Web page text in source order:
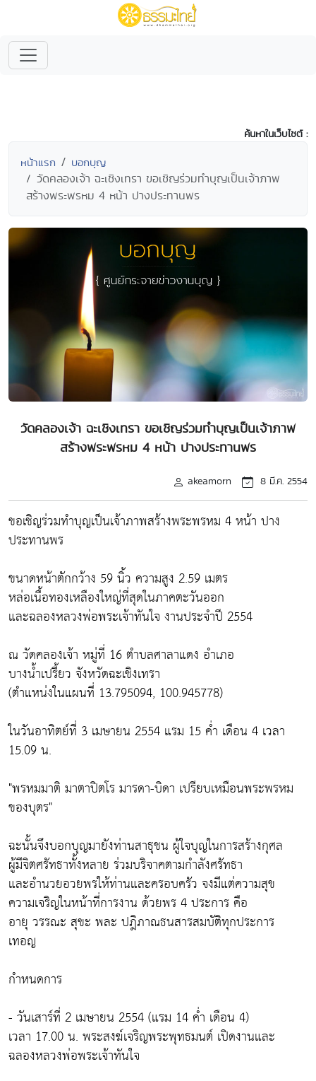
ค้นหาในเว็บไซต์ :
หน้าแรก บอกบุญ
วัดคลองเจ้า ฉะเชิงเทรา ขอเชิญร่วมทำบุญเป็นเจ้าภาพ
สร้างพระพรหม 4 หน้า ปางประทานพร
วัดคลองเจ้า ฉะเชิงเทรา ขอเชิญร่วมทำบุญเป็นเจ้าภาพ
สร้างพระพรหม 4 หน้า ปางประทานพร
akeamorn 8 มี.ค. 2554
ขอเชิญร่วมทำบุญเป็นเจ้าภาพสร้างพระพรหม 4 หน้า ปาง
ประทานพร
ขนาดหน้าตักกว้าง 59 นิ้ว ความสูง 2.59 เมตร
หล่อเนื้อทองเหลืองใหญ่ที่สุดในภาคตะวันออก
และฉลองหลวงพ่อพระเจ้าทันใจ งานประจำปี 2554
ณ วัดคลองเจ้า หมู่ที่ 16 ตำบลศาลาแดง อำเภอ
บางน้ำเปรี้ยว จังหวัดฉะเชิงเทรา
(ตำแหน่งในแผนที่ 13.795094, 100.945778)
ในวันอาทิตย์ที่ 3 เมษายน 2554 แรม 15 ค่ำ เดือน 4 เวลา
15.09 น.
"พรหมมาติ มาตาปิตโร มารดา-บิดา เปรียบเหมือนพระพรหม
ของบุตร"
ฉะนั้นจึงบอกบุญมายังท่านสาธุชน ผู้ใจบุญในการสร้างกุศล
ผู้มีจิตศรัทธาทั้งหลาย ร่วมบริจาคตามกำลังศรัทธา
และอำนวยอวยพรให้ท่านและครอบครัว จงมีแต่ความสุข
ความเจริญในหน้าที่การงาน ด้วยพร 4 ประการ คือ
อายุ วรรณะ สุขะ พละ ปฎิภาณธนสารสมบัติทุกประการ
เทอญ
กำหนดการ
- วันเสาร์ที่ 2 เมษายน 2554 (แรม 14 ค่ำ เดือน 4)
เวลา 17.00 น. พระสงฆ์เจริญพระพุทธมนต์ เปิดงานและ
ฉลองหลวงพ่อพระเจ้าทันใจ